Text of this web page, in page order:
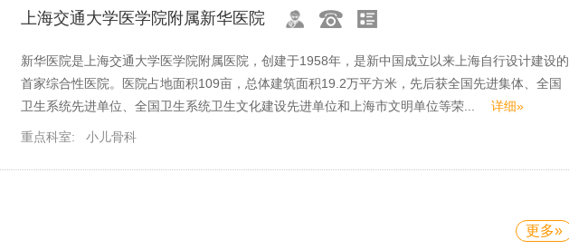
上海交通大学医学院附属新华医院
新华医院是上海交通大学医学院附属医院，创建于1958年，是新中国成立以来上海自行设计建设的
首家综合性医院。医院占地面积109亩，总体建筑面积19.2万平方米，先后获全国先进集体、全国
卫生系统先进单位、全国卫生系统卫生文化建设先进单位和上海市文明单位等荣... 详细»
重点科室: 小儿骨科
更多»